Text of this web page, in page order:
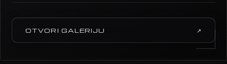
OTVORI GALERIJU ↗